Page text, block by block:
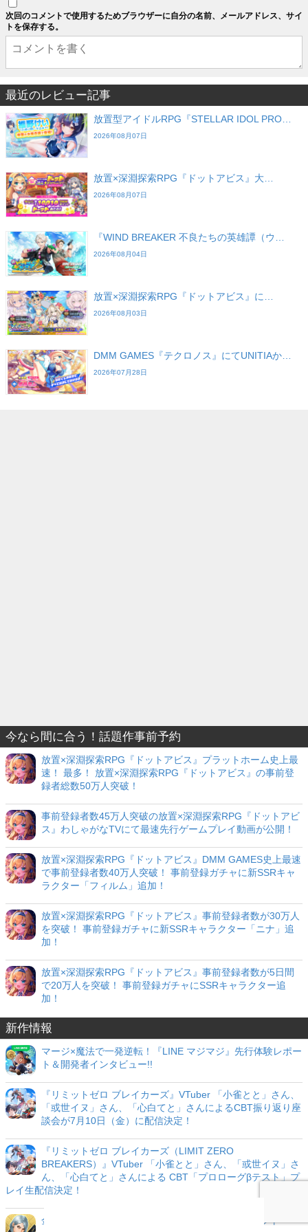
次回のコメントで使用するためブラウザーに自分の名前、メールアドレス、サイ
トを保存する。
最近のレビュー記事
放置型アイドルRPG『STELLAR IDOL PRO…
2026年08月07日
放置×深淵探索RPG『ドットアビス』大…
2026年08月07日
『WIND BREAKER 不良たちの英雄譚（ウ…
2026年08月04日
放置×深淵探索RPG『ドットアビス』に…
2026年08月03日
DMM GAMES『テクロノス』にてUNITIAか…
2026年07月28日
今なら間に合う！話題作事前予約
放置×深淵探索RPG『ドットアビス』プラットホーム史上最
速！ 最多！ 放置×深淵探索RPG『ドットアビス』の事前登
録者総数50万人突破！
事前登録者数45万人突破の放置×深淵探索RPG『ドットアビ
ス』わしゃがなTVにて最速先行ゲームプレイ動画が公開！
放置×深淵探索RPG『ドットアビス』DMM GAMES史上最速
で事前登録者数40万人突破！ 事前登録ガチャに新SSRキャ
ラクター「フィルム」追加！
放置×深淵探索RPG『ドットアビス』事前登録者数が30万人
を突破！ 事前登録ガチャに新SSRキャラクター「ニナ」追
加！
放置×深淵探索RPG『ドットアビス』事前登録者数が5日間
で20万人を突破！ 事前登録ガチャにSSRキャラクター追
加！
新作情報
マージ×魔法で一発逆転！『LINE マジマジ』先行体験レポー
ト＆開発者インタビュー!!
『リミットゼロ ブレイカーズ』VTuber 「小雀とと」さん、
「或世イヌ」さん、「心白てと」さんによるCBT振り返り座
談会が7月10日（金）に配信決定！
『リミットゼロ ブレイカーズ（LIMIT ZERO
BREAKERS）』VTuber 「小雀とと」さん、「或世イヌ」さ
ん、「心白てと」さんによる CBT「プロローグβテスト」プ
レイ生配信決定！
金子一馬氏が手掛けるNintendo Switch（TM）用ソフト